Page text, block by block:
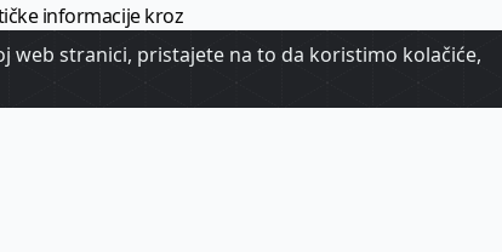
informacije kroz
web stranici, pristajete na to da koristimo kolačiće,